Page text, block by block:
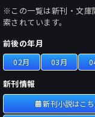
※この一覧は新刊・文庫
索されています。
前後の年月
02月 03月
新刊情報
新刊小説はこ